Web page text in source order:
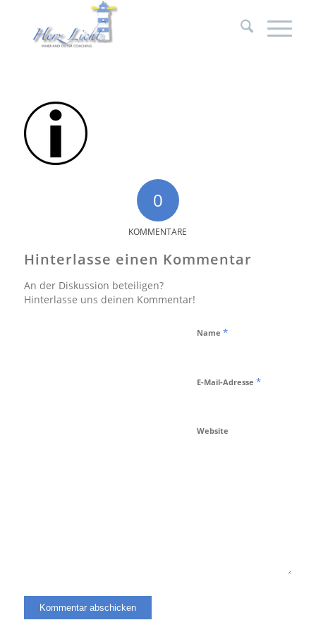
0
KOMMENTARE
Hinterlasse einen Kommentar
An der Diskussion beteiligen?
Hinterlasse uns deinen Kommentar!
Name *
E-Mail-Adresse *
Website